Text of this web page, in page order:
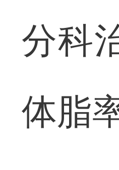
分科
体脂